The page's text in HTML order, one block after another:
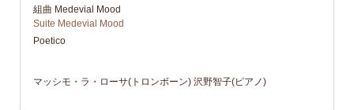
組曲 Medevial Mood
Suite Medevial Mood
Poetico
マッシモ・ラ・ローサ(トロンボーン) 沢野智子(ピアノ)